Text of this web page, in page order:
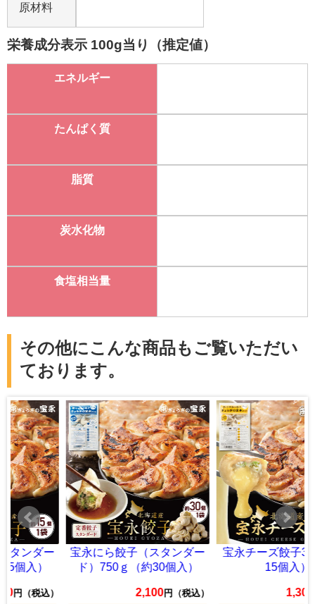
原材料
栄養成分表示 100g当り（推定値）
エネルギー
たんぱく質
脂質
炭水化物
食塩相当量
その他にこんな商品もご覧いただい
ております。
宝永にら餃子（スタンダー
ド）750ｇ（約30個入）
円（税込）
宝永チーズ餃子375ｇ（約
円（税込）